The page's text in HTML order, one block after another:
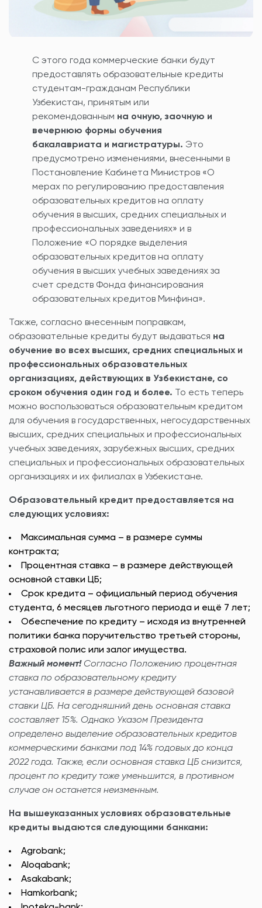
С этого года коммерческие банки будут
предоставлять образовательные кредиты
студентам-гражданам Республики
Узбекистан, принятым или
рекомендованным на очную, заочную и
вечернюю формы обучения
бакалавриата и магистратуры. Это
предусмотрено изменениями, внесенными в
Постановление Кабинета Министров «О
мерах по регулированию предоставления
образовательных кредитов на оплату
обучения в высших, средних специальных и
профессиональных заведениях» и в
Положение «О порядке выделения
образовательных кредитов на оплату
обучения в высших учебных заведениях за
счет средств Фонда финансирования
образовательных кредитов Минфина».
Также, согласно внесенным поправкам,
образовательные кредиты будут выдаваться на
обучение во всех высших, средних специальных и
профессиональных образовательных
организациях, действующих в Узбекистане, со
сроком обучения один год и более. То есть теперь
можно воспользоваться образовательным кредитом
для обучения в государственных, негосударственных
высших, средних специальных и профессиональных
учебных заведениях, зарубежных высших, средних
специальных и профессиональных образовательных
организациях и их филиалах в Узбекистане.
Образовательный кредит предоставляется на
следующих условиях:
Максимальная сумма – в размере суммы
контракта;
Процентная ставка – в размере действующей
основной ставки ЦБ;
Срок кредита – официальный период обучения
студента, 6 месяцев льготного периода и ещё 7 лет;
Обеспечение по кредиту – исходя из внутренней
политики банка поручительство третьей стороны,
страховой полис или залог имущества.
Важный момент!Согласно Положению процентная
ставка по образовательному кредиту
устанавливается в размере действующей базовой
ставки ЦБ. На сегодняшний день основная ставка
составляет 15%. Однако Указом Президента
определено выделение образовательных кредитов
коммерческими банками под 14% годовых до конца
2022 года. Также, если основная ставка ЦБ снизится,
процент по кредиту тоже уменьшится, в противном
случае он останется неизменным.
На вышеуказанных условиях образовательные
кредиты выдаются следующими банками:
Agrobank;
Aloqabank;
Asakabank;
Hamkorbank;